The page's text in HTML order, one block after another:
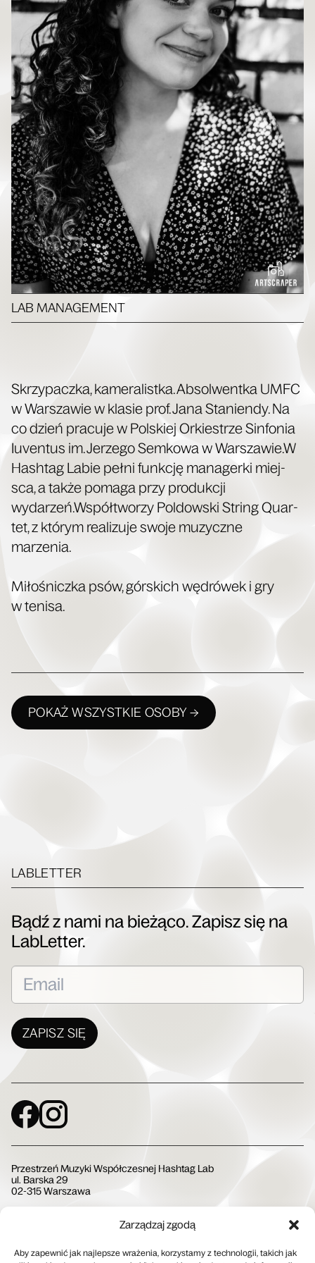
Zarządzaj zgodą
Aby zapewnić jak najlepsze wrażenia, korzystamy z technologii, takich jak
LAB MANAGEMENT
Skrzy­pacz­ka, kame­ra­list­ka. Absol­went­ka UMFC
w War­sza­wie w kla­sie prof. Jana Sta­nien­dy. Na
co dzień pra­cu­je w Pol­skiej Orkie­strze Sin­fo­nia
Iuven­tus im. Jerze­go Sem­ko­wa w Warszawie.W
Hash­tag Labie peł­ni funk­cję mana­ger­ki miej­
sca, a tak­że poma­ga przy pro­duk­cji
wydarzeń.Współtworzy Poldow­ski String Quar­
tet, z któ­rym reali­zu­je swo­je muzycz­ne
marzenia.
Miło­śnicz­ka psów, gór­skich wędró­wek i gry
w tenisa.
POKAŻ WSZYSTKIE OSOBY →
LABLETTER
Bądź z nami na bieżąco. Zapisz się na
LabLetter.
ZAPISZ SIĘ
Social Media
Przestrzeń Muzyki Współczesnej Hashtag Lab
ul. Barska 29
02-315 Warszawa
Społeczna Instytucja Kultury